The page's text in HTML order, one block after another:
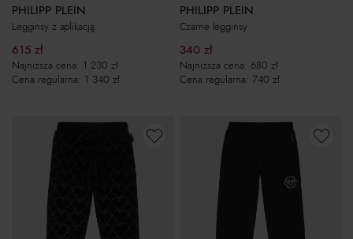
PHILIPP PLEIN
Legginsy z aplikacją
615 zł
Najniższa cena: 1 230 zł
Cena regularna: 1 340 zł
PHILIPP PLEIN
Czarne legginsy
340 zł
Najniższa cena: 680 zł
Cena regularna: 740 zł